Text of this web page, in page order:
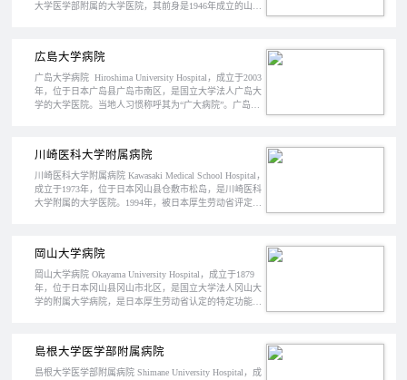
大学医学部附属的大学医院，其前身是1946年成立的山口
広島大学病院
广岛大学病院 Hiroshima University Hospital，成立于2003
年，位于日本广岛县广岛市南区，是国立大学法人广岛大
学的大学医院。当地人习惯称呼其为“广大病院”。广岛大
川崎医科大学附属病院
川崎医科大学附属病院 Kawasaki Medical School Hospital，
成立于1973年，位于日本冈山县仓敷市松岛，是川崎医科
大学附属的大学医院。1994年，被日本厚生劳动省评定为
岡山大学病院
岡山大学病院 Okayama University Hospital，成立于1879
年，位于日本冈山县冈山市北区，是国立大学法人冈山大
学的附属大学病院，是日本厚生劳动省认定的特定功能医
島根大学医学部附属病院
島根大学医学部附属病院 Shimane University Hospital，成